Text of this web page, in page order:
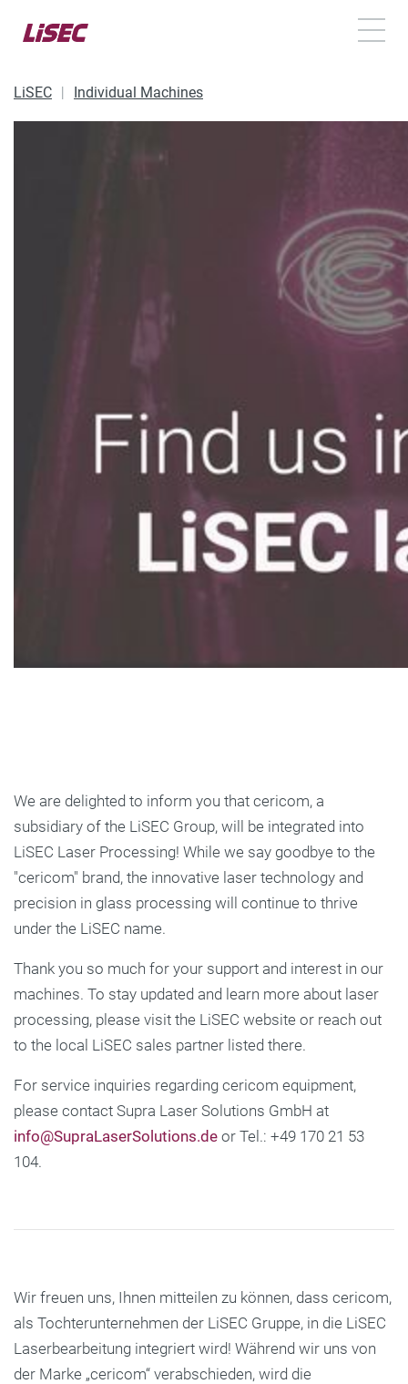
LiSEC Individual Machines
We are delighted to inform you that cericom, a
subsidiary of the LiSEC Group, will be integrated into
LiSEC Laser Processing! While we say goodbye to the
"cericom" brand, the innovative laser technology and
precision in glass processing will continue to thrive
under the LiSEC name.
Thank you so much for your support and interest in our
machines. To stay updated and learn more about laser
processing, please visit the LiSEC website or reach out
to the local LiSEC sales partner listed there.
For service inquiries regarding cericom equipment,
please contact Supra Laser Solutions GmbH at
info@SupraLaserSolutions.de or Tel.: +49 170 21 53
104.
Wir freuen uns, Ihnen mitteilen zu können, dass cericom,
als Tochterunternehmen der LiSEC Gruppe, in die LiSEC
Laserbearbeitung integriert wird! Während wir uns von
der Marke „cericom“ verabschieden, wird die